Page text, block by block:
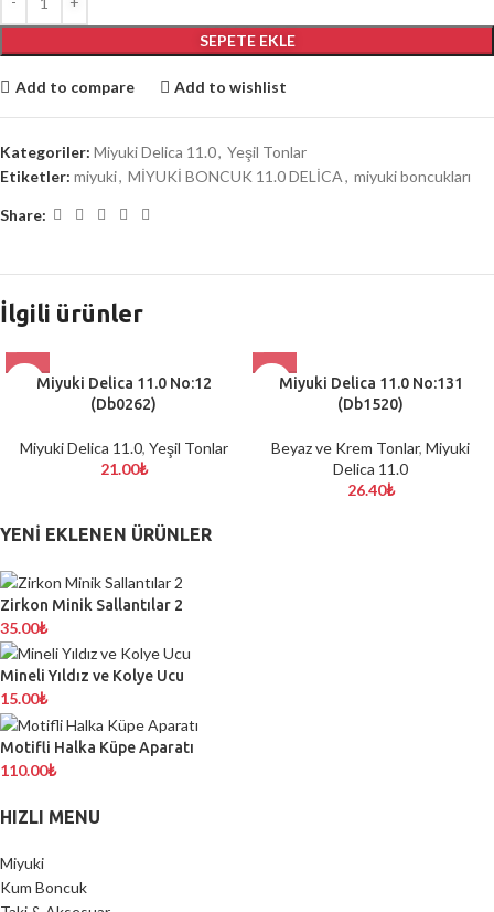
SEPETE EKLE
Add to compare Add to wishlist
Kategoriler: Miyuki Delica 11.0, Yeşil Tonlar
Etiketler: miyuki, MİYUKİ BONCUK 11.0 DELİCA, miyuki boncukları
Share:
İlgili ürünler
Miyuki Delica 11.0 No:12
(Db0262)
Miyuki Delica 11.0, Yeşil Tonlar
21.00₺
Miyuki Delica 11.0 No:131
(Db1520)
Beyaz ve Krem Tonlar, Miyuki
Delica 11.0
26.40₺
YENI EKLENEN ÜRÜNLER
Zirkon Minik Sallantılar 2
35.00₺
Mineli Yıldız ve Kolye Ucu
15.00₺
Motifli Halka Küpe Aparatı
110.00₺
HIZLI MENU
Miyuki
Kum Boncuk